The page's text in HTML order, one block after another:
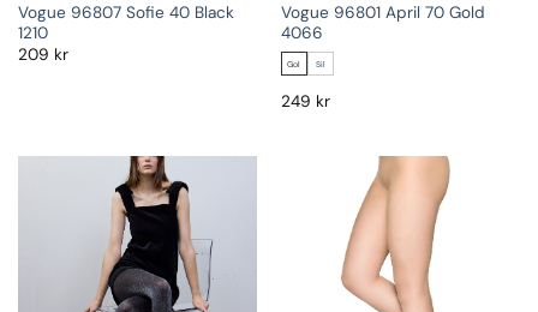
Vogue 96807 Sofie 40 Black
1210
209 kr
Vogue 96801 April 70 Gold
4066
Gol Sil
249 kr